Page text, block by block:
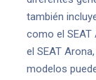
también
como el SEAT
el SEAT
modelos